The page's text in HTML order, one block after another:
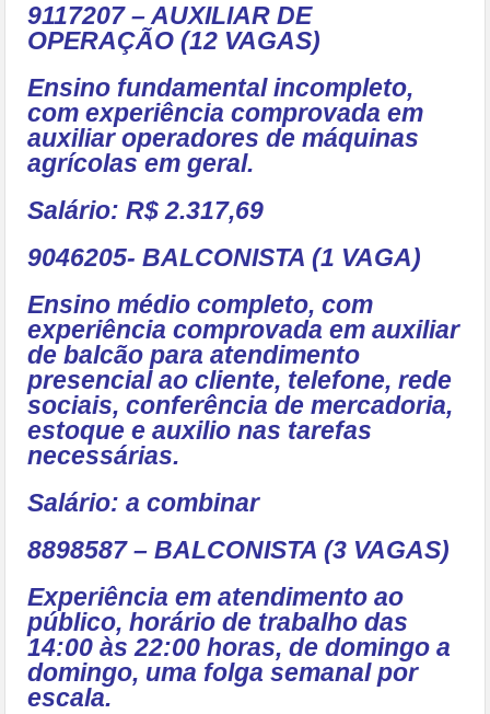
9117207 – AUXILIAR DE
OPERAÇÃO (12 VAGAS)
Ensino fundamental incompleto,
com experiência comprovada em
auxiliar operadores de máquinas
agrícolas em geral.
Salário: R$ 2.317,69
9046205- BALCONISTA (1 VAGA)
Ensino médio completo, com
experiência comprovada em auxiliar
de balcão para atendimento
presencial ao cliente, telefone, rede
sociais, conferência de mercadoria,
estoque e auxilio nas tarefas
necessárias.
Salário: a combinar
8898587 – BALCONISTA (3 VAGAS)
Experiência em atendimento ao
público, horário de trabalho das
14:00 às 22:00 horas, de domingo a
domingo, uma folga semanal por
escala.